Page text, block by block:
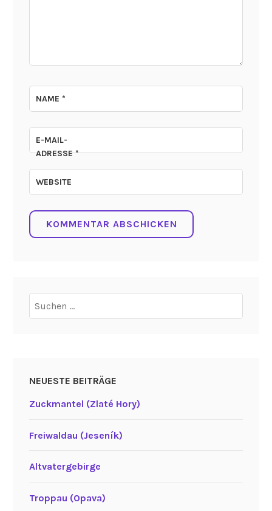
NAME*
E-MAIL-
ADRESSE*
WEBSITE
nach:
NEUESTE BEITRÄGE
Zuckmantel (Zlaté Hory)
Freiwaldau (Jeseník)
Altvatergebirge
Troppau (Opava)